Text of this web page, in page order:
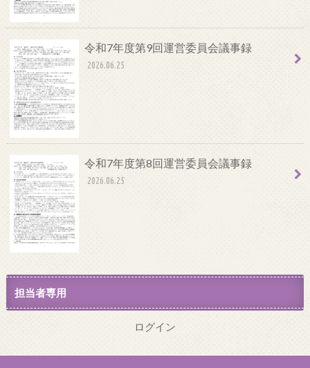
令和7年度第9回運営委員会議事録
2026.06.25
令和7年度第8回運営委員会議事録
2026.06.25
担当者専用
ログイン